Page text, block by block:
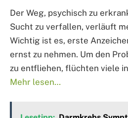
Der Weg, psychisch zu
Sucht zu verfallen, verläuft
Wichtig ist es, erste
ernst zu nehmen. Um den
zu entfliehen, flüchten viele
Mehr lesen…